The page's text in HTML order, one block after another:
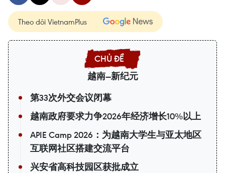
Theo dõi VietnamPlus
越南—新纪元
第33次外交会议闭幕
越南政府要求力争2026年经济增长10%以上
APIE Camp 2026：为越南大学生与亚太地区
互联网社区搭建交流平台
兴安省高科技园区获批成立